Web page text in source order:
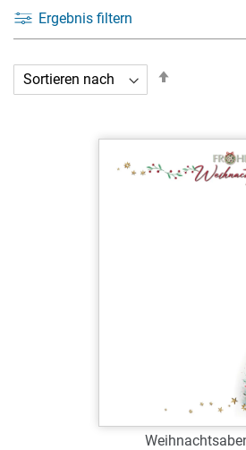
Ergebnis filtern